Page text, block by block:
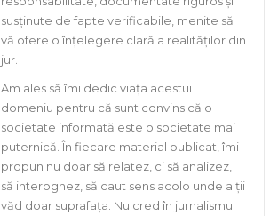
susținute de fapte verificabile, menite să
vă ofere o înțelegere clară a realităților din
jur.
Am ales să îmi dedic viața acestui
domeniu pentru că sunt convins că o
societate informată este o societate mai
puternică. În fiecare material publicat, îmi
propun nu doar să relatez, ci să analizez,
să interoghez, să caut sens acolo unde alții
văd doar suprafața. Nu cred în jurnalismul